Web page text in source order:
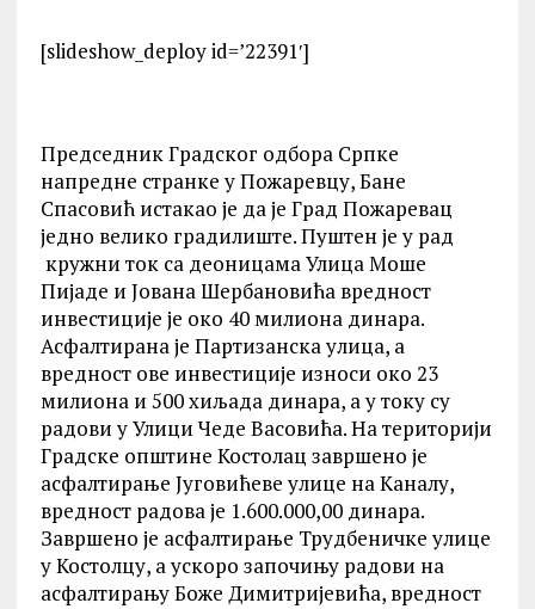
[slideshow_deploy id=’22391′]
Председник Градског одбора Српке
напредне странке у Пожаревцу, Бане
Спасовић истакао је да је Град Пожаревац
једно велико градилиште. Пуштен је у рад
кружни ток са деоницама Улица Моше
Пијаде и Јована Шербановића вредност
инвестиције је око 40 милиона динара.
Асфалтирана је Партизанска улица, а
вредност ове инвестиције износи око 23
милиона и 500 хиљада динара, а у току су
радови у Улици Чеде Васовића. На територији
Градске општине Костолац завршено је
асфалтирање Југовићеве улице на Каналу,
вредност радова је 1.600.000,00 динара.
Завршено је асфалтирање Трудбеничке улице
у Костолцу, а ускоро започињу радови на
асфалтирању Боже Димитријевића, вредност